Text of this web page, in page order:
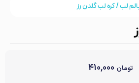
لب/ کره لب گلدن رز
تومان